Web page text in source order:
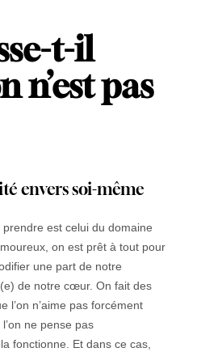
t-il
n’est pas
envers soi-même
prendre est celui du domaine
on est prêt à tout pour
une part de notre
de notre cœur. On fait des
n’aime pas forcément
ne pense pas
fonctionne. Et dans ce cas,